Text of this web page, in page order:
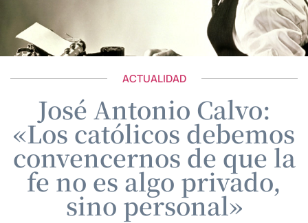
ACTUALIDAD
José Antonio Calvo:
«Los católicos debemos
convencernos de que la
fe no es algo privado,
sino personal»